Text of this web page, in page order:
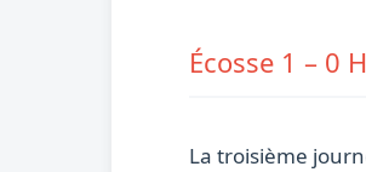
Écosse 1 – 0
La troisième